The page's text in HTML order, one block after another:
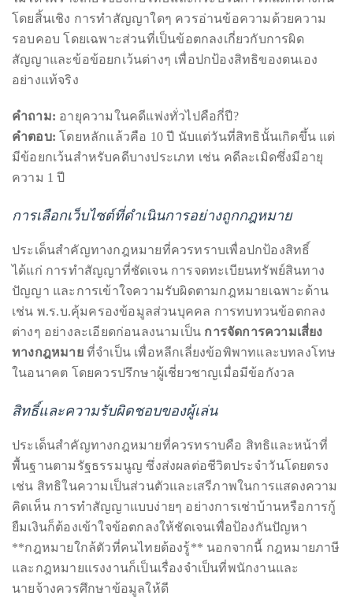
ร้องได้ หากพ้นกำหนด สิทธินั้นก็สูญสิ้นไป นอกจากนี้ การ
แยกแยะระหว่างความผิดอาญากับคดีแพ่งเป็นพื้นฐานที่ขาด
ไม่ได้ เพราะเกี่ยวข้องกับโทษและกระบวนการที่แตกต่างกัน
โดยสิ้นเชิง การทำสัญญาใดๆ ควรอ่านข้อความด้วยความ
สัญญาและข้อข้อยกเว้นต่างๆ เพื่อปกป้องสิทธิของตนเอง
อย่างแท้จริง
คำถาม: อายุความในคดีแพ่งทั่วไปคือกี่ปี?
มีข้อยกเว้นสำหรับคดีบางประเภท เช่น คดีละเมิดซึ่งมีอายุ
การเลือกเว็บไซต์ที่ดำเนินการอย่างถูกกฎหมาย
ประเด็นสำคัญทางกฎหมายที่ควรทราบเพื่อปกป้องสิทธิ์
ได้แก่ การทำสัญญาที่ชัดเจน การจดทะเบียนทรัพย์สินทาง
ปัญญา และการเข้าใจความรับผิดตามกฎหมายเฉพาะด้าน
เช่น พ.ร.บ.คุ้มครองข้อมูลส่วนบุคคล การทบทวนข้อตกลง
ทางกฎหมายที่จำเป็น เพื่อหลีกเลี่ยงข้อพิพาทและบทลงโทษ
สิทธิ์และความรับผิดชอบของผู้เล่น
ประเด็นสำคัญทางกฎหมายที่ควรทราบคือ สิทธิและหน้าที่
พื้นฐานตามรัฐธรรมนูญ ซึ่งส่งผลต่อชีวิตประจำวันโดยตรง
เช่น สิทธิในความเป็นส่วนตัวและเสรีภาพในการแสดงความ
คิดเห็น การทำสัญญาแบบง่ายๆ อย่างการเช่าบ้านหรือการกู้
ยืมเงินก็ต้องเข้าใจข้อตกลงให้ชัดเจนเพื่อป้องกันปัญหา